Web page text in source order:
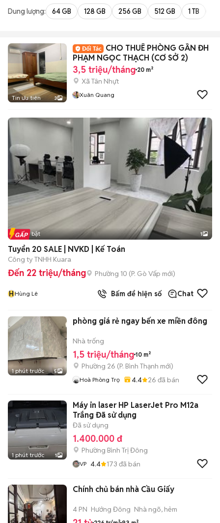
Dung lượng: 64 GB 128 GB 256 GB 512 GB 1 TB
Tin ưu tiên 3
CHO THUÊ PHÒNG GẦN ĐH
PHẠM NGỌC THẠCH (CƠ SỞ 2)
3,5 triệu/tháng 20 m²
Xã Tân Nhựt
Xuân Quang
Tin nổi bật 1
Tuyển 20 SALE | NVKD | Kế Toán
Công ty TNHH Kuara
Đến 22 triệu/tháng Phường 10 (P. Gò Vấp mới)
HHùng Lê Bấm để hiện số Chat
1 phút trước 5
phòng giá rẻ ngay bến xe miền đông
Nhà trống
1,5 triệu/tháng 10 m²
Phường 26 (P. Bình Thạnh mới)
Hoà Phòng Trọ 4.4 26 đã bán
1 phút trước 1
Máy in laser HP LaserJet Pro M12a
Trắng Đã sử dụng
Đã sử dụng
1.400.000 đ
Phường Bình Trị Đông
VP 4.4 173 đã bán
Chính chủ bán nhà Cầu Giấy
4 PN Hướng Đông Nhà ngõ, hẻm